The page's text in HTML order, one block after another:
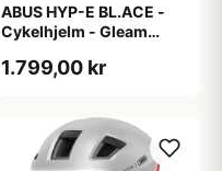
ABUS HYP-E BL.ACE -
Cykelhjelm - Gleam
1.799,00 kr